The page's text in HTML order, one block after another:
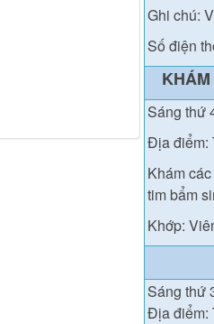
Ghi chú:
Số điện
Sáng thứ
Địa điểm:
Khám
tim bẩm
Khớp:
Sáng thứ
Địa điểm: